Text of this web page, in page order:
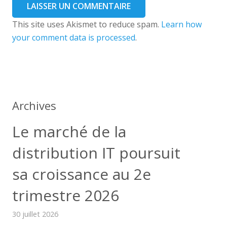
LAISSER UN COMMENTAIRE
This site uses Akismet to reduce spam. Learn how
your comment data is processed.
Archives
Le marché de la
distribution IT poursuit
sa croissance au 2e
trimestre 2026
30 juillet 2026